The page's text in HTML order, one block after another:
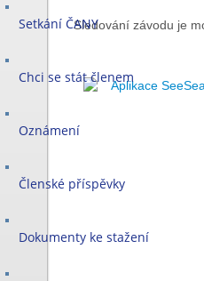
Setkání ČANY
Chci se stát členem
Oznámení
Členské příspěvky
Dokumenty ke stažení
Sledování závodu je
Aplikace SeeSea